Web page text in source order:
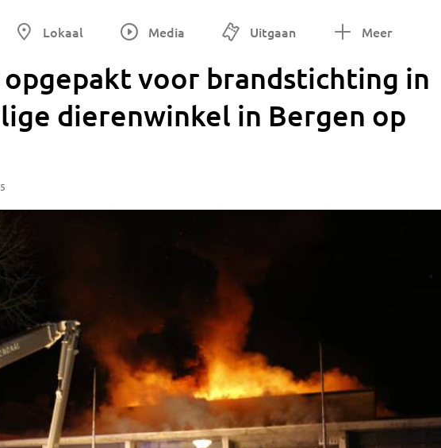
Lokaal Media Uitgaan Meer
voor brandstichting in
dierenwinkel in Bergen op